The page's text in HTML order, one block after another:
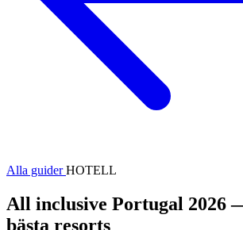
Alla guiderHOTELL
All inclusive Portugal 2026
bästa resorts